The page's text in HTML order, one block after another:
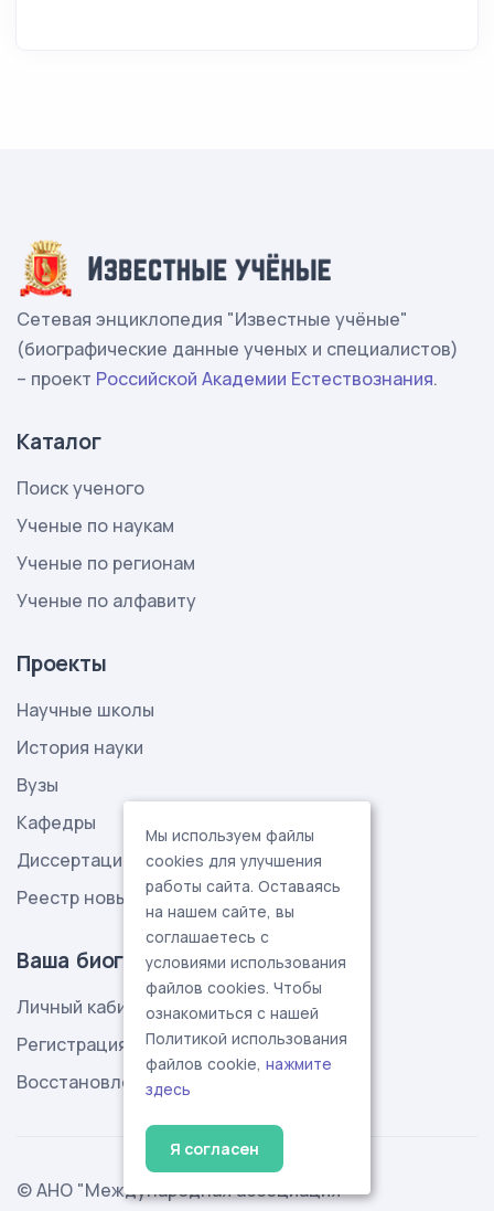
Сетевая энциклопедия "Известные учёные"
(биографические данные ученых и специалистов)
– проект Российской Академии Естествознания.
Каталог
Поиск ученого
Ученые по наукам
Ученые по регионам
Ученые по алфавиту
Проекты
Научные школы
История науки
Вузы
Кафедры
Диссертации
Реестр новых научных направлений
Ваша биография
Личный кабинет
Регистрация
Восстановление пароля
© АНО "Международная ассоциация
Мы используем файлы
cookies для улучшения
работы сайта. Оставаясь
на нашем сайте, вы
соглашаетесь с
условиями использования
файлов cookies. Чтобы
ознакомиться с нашей
Политикой использования
файлов cookie, нажмите
здесь
Я согласен